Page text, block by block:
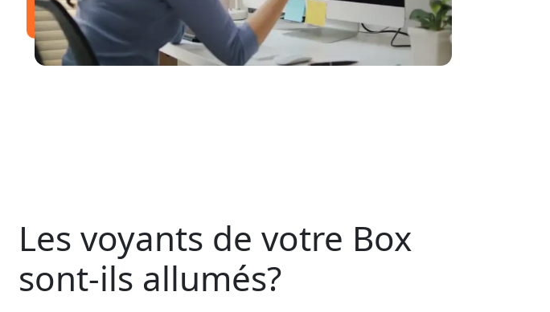
Les voyants de votre Box
sont-ils allumés?